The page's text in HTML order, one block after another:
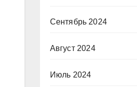
Сентябрь 2024
Август 2024
Июль 2024